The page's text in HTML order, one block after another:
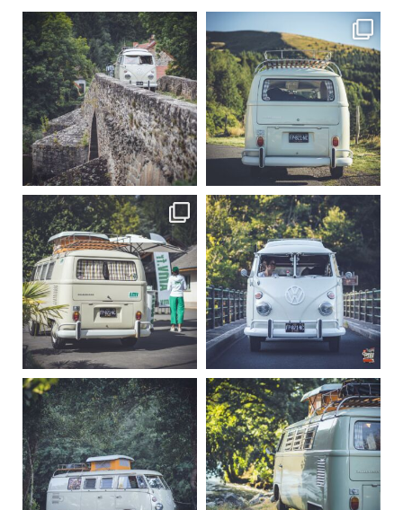
becombi
Sep 15
219
3
Sep 12
216
3
becombi
Sep 10
220
4
becombi
Août 10
177
0
becombi becombi